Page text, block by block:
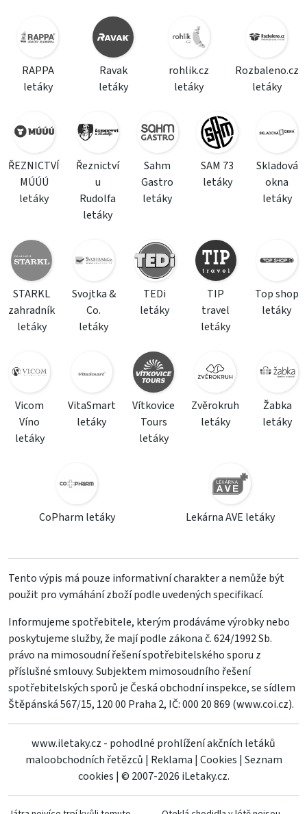
RAPPA
letáky
Ravak
letáky
rohlik.cz
letáky
Rozbaleno.cz
letáky
ŘEZNICTVÍ
MÚÚÚ
letáky
Řeznictví
u
Rudolfa
letáky
Sahm
Gastro
letáky
SAM 73
letáky
Skladová
okna
letáky
STARKL
zahradník
letáky
Svojtka &
Co.
letáky
TEDi
letáky
TIP
travel
letáky
Top shop
letáky
Vicom
Víno
letáky
VitaSmart
letáky
Vítkovice
Tours
letáky
Zvěrokruh
letáky
Žabka
letáky
CoPharm letáky Lekárna AVE letáky
Tento výpis má pouze informativní charakter a nemůže být
použit pro vymáhání zboží podle uvedených specifikací.
Informujeme spotřebitele, kterým prodáváme výrobky nebo
poskytujeme služby, že mají podle zákona č. 624/1992 Sb.
právo na mimosoudní řešení spotřebitelského sporu z
příslušné smlouvy. Subjektem mimosoudního řešení
spotřebitelských sporů je Česká obchodní inspekce, se sídlem
Štěpánská 567/15, 120 00 Praha 2, IČ: 000 20 869 (www.coi.cz).
www.iletaky.cz - pohodlné prohlížení akčních letáků
maloobchodních řetězců | Reklama | Cookies | Seznam
cookies | © 2007-2026 iLetaky.cz.